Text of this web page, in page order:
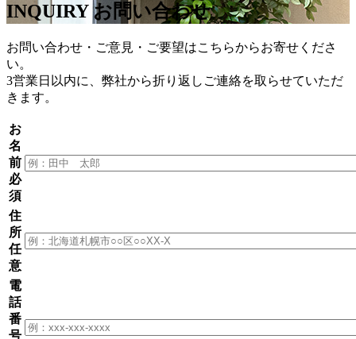
INQUIRY お問い合わせ
お問い合わせ・ご意見・ご要望はこちらからお寄せくださ
い。
3営業日以内に、弊社から折り返しご連絡を取らせていただ
きます。
お
名
前
必
須
住
所
任
意
電
話
番
号